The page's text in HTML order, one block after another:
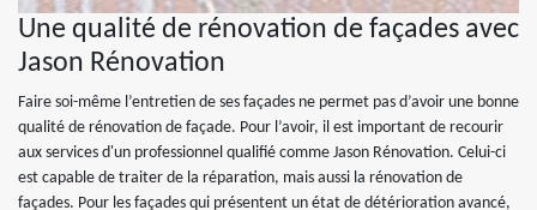
Une qualité de rénovation de façades avec
Jason Rénovation
Faire soi-même l’entretien de ses façades ne permet pas d’avoir une bonne
qualité de rénovation de façade. Pour l’avoir, il est important de recourir
aux services d'un professionnel qualifié comme Jason Rénovation. Celui-ci
est capable de traiter de la réparation, mais aussi la rénovation de
façades. Pour les façades qui présentent un état de détérioration avancé,